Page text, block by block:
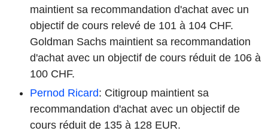
maintient sa recommandation d'achat avec un
objectif de cours relevé de 101 à 104 CHF.
Goldman Sachs maintient sa recommandation
d'achat avec un objectif de cours réduit de 106 à
100 CHF.
Pernod Ricard: Citigroup maintient sa
recommandation d'achat avec un objectif de
cours réduit de 135 à 128 EUR.